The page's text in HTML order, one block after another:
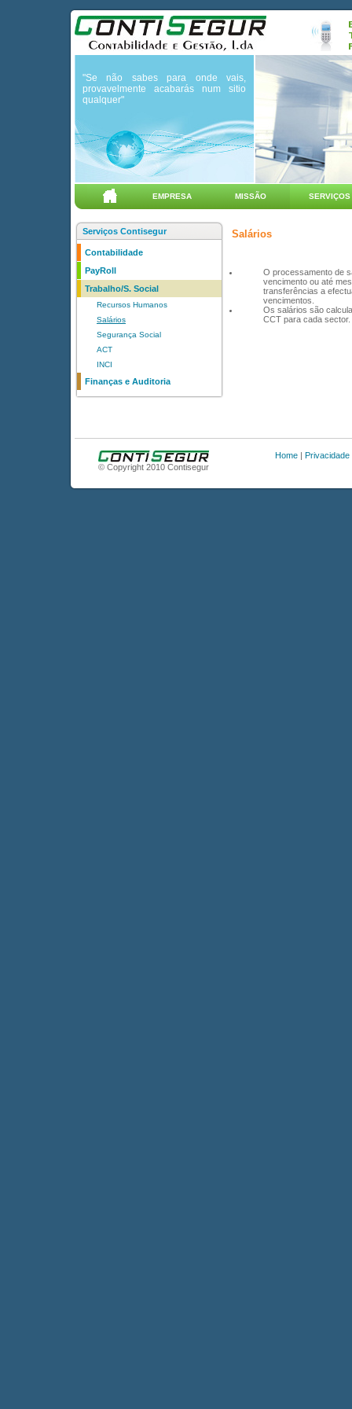
"Se não sabes para onde vais,
provavelmente acabarás num sitio
qualquer"
EMPRESA MISSÃO SERVIÇOS
Serviços Contisegur
Contabilidade
PayRoll
Trabalho/S. Social
Recursos Humanos
Salários
Segurança Social
ACT
INCI
Finanças e Auditoria
Salários
O processamento de
vencimento ou até
transferências a
vencimentos.
Os salários são
CCT para cada sector.
© Copyright 2010 Contisegur
Home| Privacidade